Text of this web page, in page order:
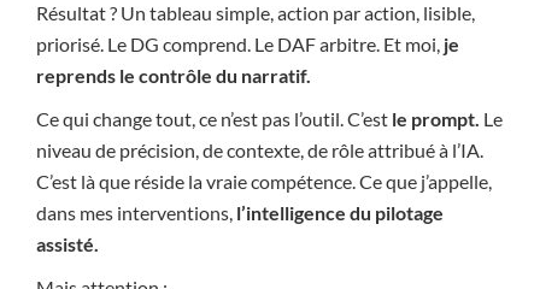
Résultat ? Un tableau simple, action par action, lisible,
priorisé. Le DG comprend. Le DAF arbitre. Et moi, je
reprends le contrôle du narratif.
Ce qui change tout, ce n’est pas l’outil. C’est le prompt. Le
niveau de précision, de contexte, de rôle attribué à l’IA.
C’est là que réside la vraie compétence. Ce que j’appelle,
dans mes interventions, l’intelligence du pilotage
assisté.